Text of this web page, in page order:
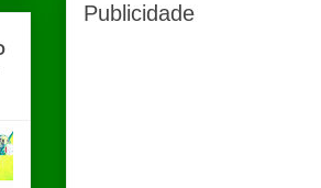
Publicidade